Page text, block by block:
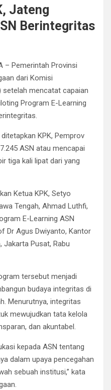
Jateng
Berintegritas
– Pemerintah Provinsi
dari Komisi
setelah mencatat capaian
Program E-Learning
KPK, Pemprov
ASN atau mencapai
tiga kali lipat dari yang
Ketua KPK, Setyo
Tengah, Ahmad Luthfi,
E-Learning ASN
Dr Agus Dwiyanto, Kantor
Jakarta Pusat, Rabu
tersebut menjadi
budaya integritas di
Menurutnya, integritas
mewujudkan tata kelola
dan akuntabel.
kepada ASN tentang
dalam upaya pencegahan
sebuah institusi,” kata